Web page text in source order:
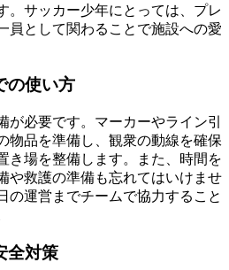
。サッカー少年にとっては、プレ
員として関わることで施設への愛
の使い方
が必要です。マーカーやライン引
物品を準備し、観衆の動線を確保
き場を整備します。また、時間を
や救護の準備も忘れてはいけませ
の運営までチームで協力すること
全対策